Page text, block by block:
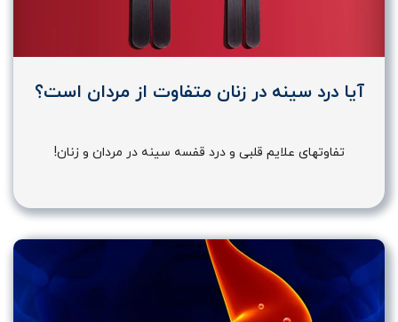
آیا درد سینه در زنان متفاوت از مردان است؟
تفاوتهای علایم قلبی و درد قفسه سینه در مردان و زنان!